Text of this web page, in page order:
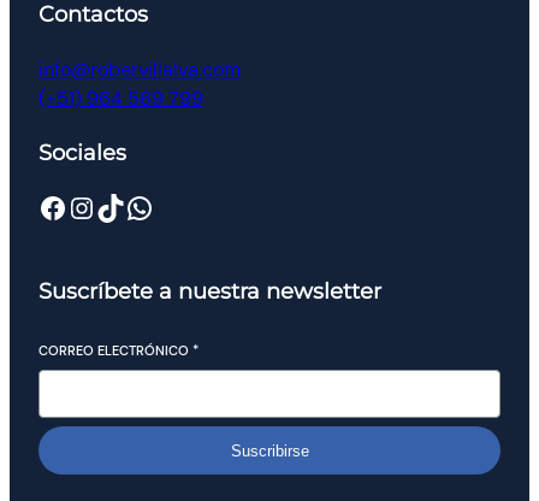
Contactos
info@robervillalva.com
(+51) 964 569 799
Sociales
Suscríbete a nuestra newsletter
CORREO ELECTRÓNICO *
Suscribirse